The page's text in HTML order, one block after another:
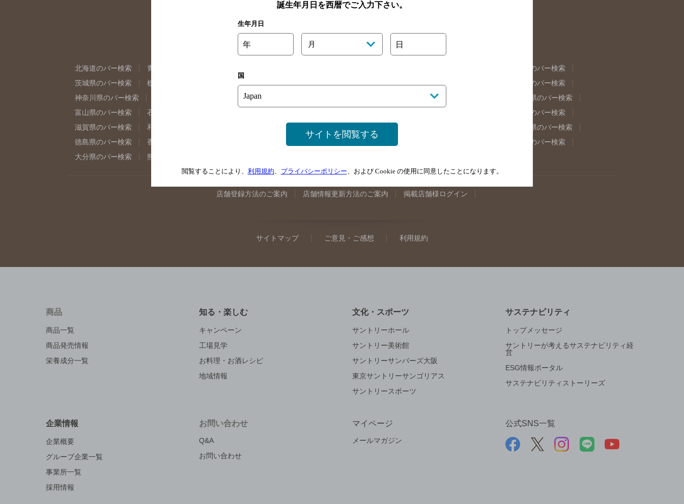
北海道のバー検索 青森県のバー検索
福島県のバー検索
茨城県のバー検索
栃木県のバー検索
東京都のバー検索
神奈川県のバー検索
埼玉県のバー検索
岐阜県のバー検索
富山県のバー検索
石川県のバー検索
奈良県のバー検索
滋賀県のバー検索
和歌山県のバー検索 山口県のバー検索
島根県のバー検索
徳島県のバー検索
香川県のバー検索
佐賀県のバー検索
大分県のバー検索
熊本県のバー検索
店舗登録方法のご案内 店舗情報更新方法のご案内 掲載店舗様ログイン
サイトマップ ご意見・ご感想 利用規約
商品
商品一覧
商品発売情報
栄養成分一覧
知る・楽しむ
キャンペーン
工場見学
お料理・お酒レシピ
地域情報
文化・スポーツ
サントリーホール
サントリー美術館
サントリーサンバーズ大阪
東京サントリーサンゴリアス
サントリースポーツ
サステナビリティ
トップメッセージ
サントリーが考えるサステナビリティ経
営
ESG情報ポータル
サステナビリティストーリーズ
企業情報
企業概要
グループ企業一覧
事業所一覧
採用情報
お問い合わせ
Q&A
お問い合わせ
マイページ
メールマガジン
公式SNS一覧
誕生年月日を西暦でご入力下さい。
生年月日
年 月 日
国
サイトを閲覧する
閲覧することにより、 利用規約、 プライバシーポリシー、および Cookie の使用に同意したことになります。